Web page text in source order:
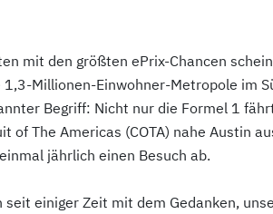
mit den größten ePrix-Chancen
1,3-Millionen-Einwohner-Metropole im
Begriff: Nicht nur die Formel 1
of The Americas (COTA) nahe Austin
jährlich einen Besuch ab.
seit einiger Zeit mit dem Gedanken,